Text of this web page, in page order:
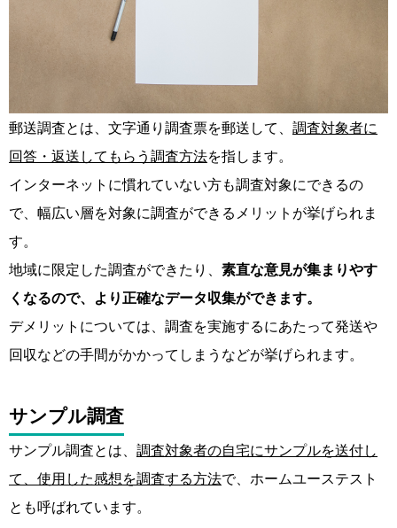
郵送調査とは、文字通り調査票を郵送して、 調査対象者に
回答・返送してもらう調査方法を指します。
インターネットに慣れていない方も調査対象にできるの
で、幅広い層を対象に調査ができるメリットが挙げられま
す。
地域に限定した調査ができたり、 素直な意見が集まりやす
くなるので、より正確なデータ収集ができます。
デメリットについては、調査を実施するにあたって発送や
回収などの手間がかかってしまうなどが挙げられます。
サンプル調査
サンプル調査とは、 調査対象者の自宅にサンプルを送付し
て、使用した感想を調査する方法で、ホームユーステスト
とも呼ばれています。